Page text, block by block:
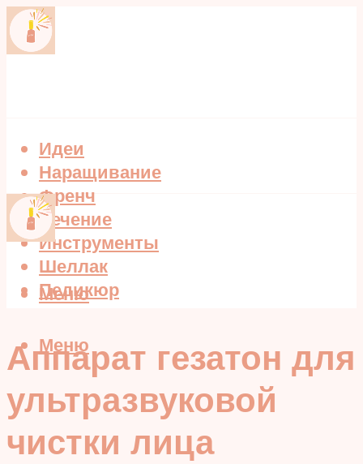
Идеи
Наращивание
Френч
Лечение
Инструменты
Шеллак
Педикюр
Меню
Меню
Аппарат гезатон для
ультразвуковой
чистки лица